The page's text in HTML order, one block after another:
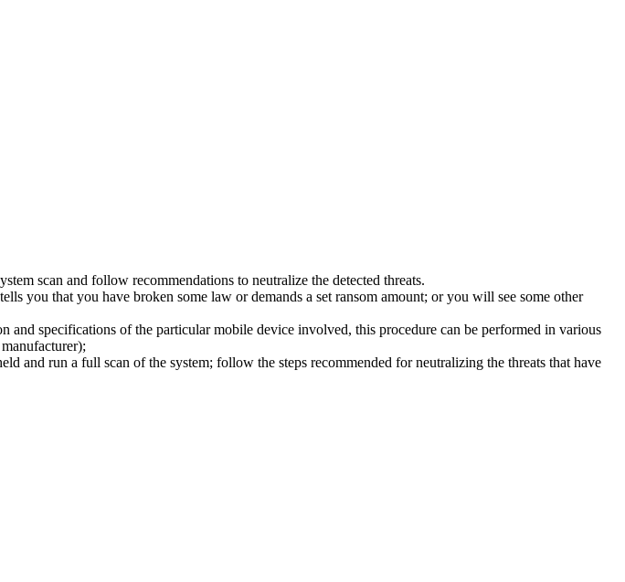
scan and follow recommendations to neutralize the detected threats.
you that you have broken some law or demands a set ransom amount; or you will see some other
and specifications of the particular mobile device involved, this procedure can be performed in various
and run a full scan of the system; follow the steps recommended for neutralizing the threats that have